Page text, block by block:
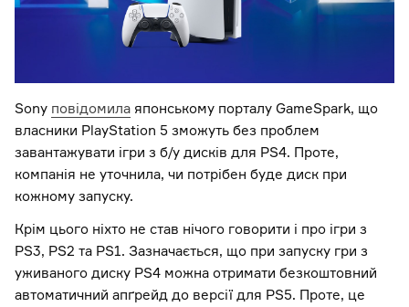
Sony повідомила японському порталу GameSpark, що
власники PlayStation 5 зможуть без проблем
завантажувати ігри з б/у дисків для PS4. Проте,
компанія не уточнила, чи потрібен буде диск при
кожному запуску.
Крім цього ніхто не став нічого говорити і про ігри з
PS3, PS2 та PS1. Зазначається, що при запуску гри з
уживаного диску PS4 можна отримати безкоштовний
автоматичний апґрейд до версії для PS5. Проте, це